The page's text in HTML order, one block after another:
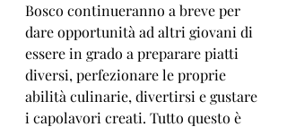
Bosco continueranno a breve per
dare opportunità ad altri giovani di
essere in grado a preparare piatti
diversi, perfezionare le proprie
abilità culinarie, divertirsi e gustare
i capolavori creati. Tutto questo è